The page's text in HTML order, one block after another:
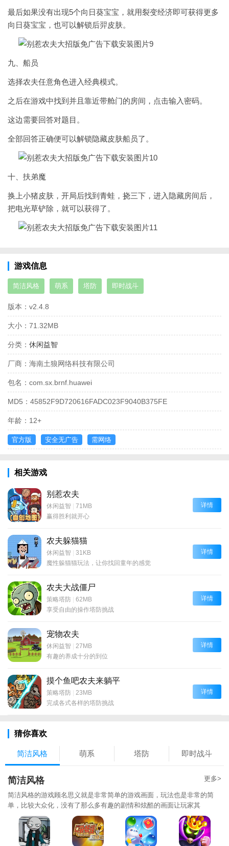
最后如果没有出现5个向日葵宝宝，就用裂变经济即可获得更多
向日葵宝宝，也可以解锁后羿皮肤。
九、船员
选择农夫任意角色进入经典模式。
之后在游戏中找到并且靠近带舱门的房间，点击输入密码。
这边需要回答对题目。
全部回答正确便可以解锁隐藏皮肤船员了。
十、扶弟魔
换上小猪皮肤，开局后找到青蛙，挠三下，进入隐藏房间后，
把电光草铲除，就可以获得了。
游戏信息
简洁风格 萌系 塔防 即时战斗
版本： v2.4.8
大小： 71.32MB
分类： 休闲益智
厂商： 海南土狼网络科技有限公司
包名： com.sx.brnf.huawei
MD5： 45852F9D720616FADC023F9040B375FE
年龄： 12+
官方版 安全无广告 需网络
相关游戏
别惹农夫
休闲益智 | 71MB
赢得胜利就开心
详情
农夫躲猫猫
休闲益智 | 31KB
魔性躲猫猫玩法，让你找回童年的感觉
详情
农夫大战僵尸
策略塔防 | 62MB
享受自由的操作塔防挑战
详情
宠物农夫
休闲益智 | 27MB
有趣的养成十分的到位
详情
摸个鱼吧农夫来躺平
策略塔防 | 23MB
完成各式各样的塔防挑战
详情
猜你喜欢
简洁风格 萌系 塔防 即时战斗
简洁风格 更多>
简洁风格的游戏顾名思义就是非常简单的游戏画面，玩法也是非常的简
单，比较大众化，没有了那么多有趣的剧情和炫酷的画面让玩家其